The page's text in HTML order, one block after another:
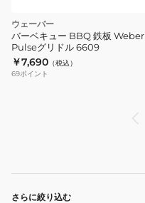
ウェーバー
バーベキュー BBQ 鉄板 Weber
Pulseグリドル 6609
￥7,690 （税込）
69ポイント
さらに絞り込む